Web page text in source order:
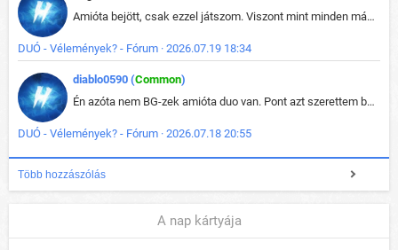
Amióta bejött, csak ezzel játszom. Viszont mint minden más - akár az alapjáték is, ez is baromira összetett lett. Néha már pár kör után is esélytelen az egész. Vagy irreállisan túltápol valaki, vagy lelép a partner, vagy csak hülye mint a segg. És amikor eljönne az én időm, na akkor jön el mindenki másé is. Engem jobban érdekelne, hogy ki milyen ratingen szokott játszani. Na ez lenne egy érdekes adat.
DUÓ - Vélemények? - Fórum · 2026.07.19 18:34
diablo0590 (Common)
Én azóta nem BG-zek amióta duo van. Pont azt szerettem benne, hogy rajtam múlik mi történik, nem pedig a társamon. Kérem vissza a régi BG-t :D
DUÓ - Vélemények? - Fórum · 2026.07.18 20:55
Több hozzászólás
A nap kártyája